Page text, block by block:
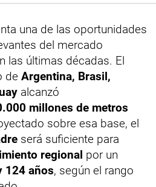
una de las oportunidades
del mercado
las últimas décadas. El
de Argentina, Brasil,
alcanzó
millones de metros
sobre esa base, el
será suficiente para
regional por un
124 años, según el rango